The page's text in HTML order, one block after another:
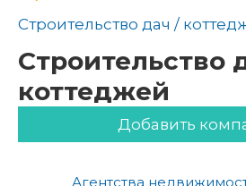
Строительство дач /
Строительство
коттеджей
Добавить
Агентства